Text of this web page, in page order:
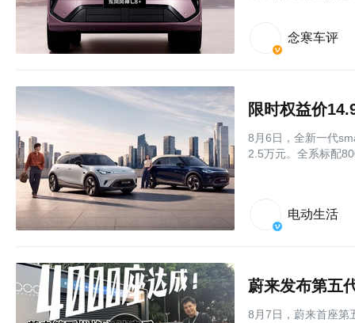
念寒车评
限时权益价
8月6日，全新一代
2.5万元。全系标配
电动生活
蔚来发布第五
8月7日，蔚来首座第